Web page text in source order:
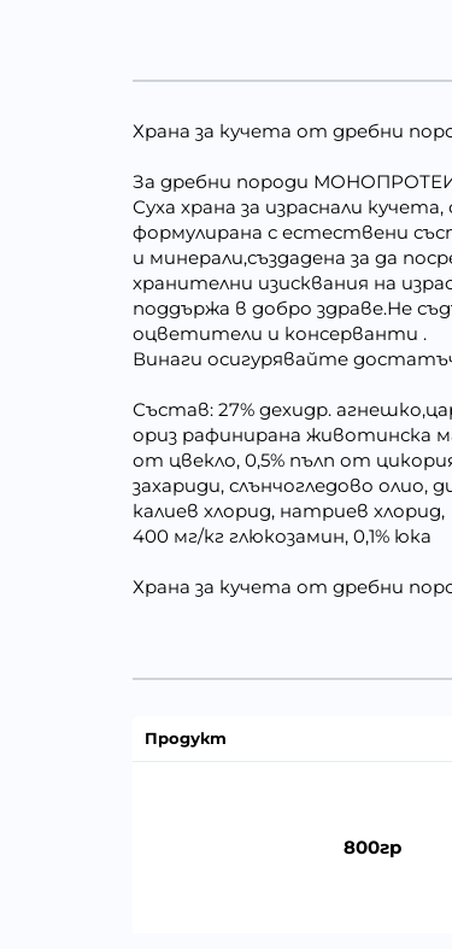
Храна за кучета от дребни
За дребни породи
Суха храна за израснали
формулирана с естествени
и минерали,създадена за да
хранителни изисквания на
поддържа в добро здраве.Не
оцветители и консерванти .
Винаги осигурявайте
Състав: 27% дехидр.
ориз рафинирана животинска
от цвекло, 0,5% пълп от
захариди, слънчогледово олио,
калиев хлорид, натриев хлорид,
400 мг/кг глюкозамин, 0,1% юка
Храна за кучета от дребни
Продукт
800гр